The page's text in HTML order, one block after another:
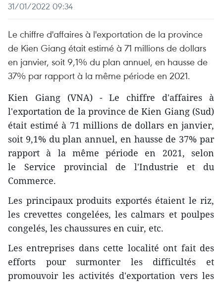
31/01/2022 09:34
Le chiffre d'affaires à l'exportation de la province
de Kien Giang était estimé à 71 millions de dollars
en janvier, soit 9,1% du plan annuel, en hausse de
37% par rapport à la même période en 2021.
Kien Giang (VNA) - Le chiffre d'affaires à
l'exportation de la province de Kien Giang (Sud)
était estimé à 71 millions de dollars en janvier,
soit 9,1% du plan annuel, en hausse de 37% par
rapport à la même période en 2021, selon
le Service provincial de l'Industrie et du
Commerce.
Les principaux produits exportés étaient le riz,
les crevettes congelées, les calmars et poulpes
congelés, les chaussures en cuir, etc.
Les entreprises dans cette localité ont fait des
efforts pour surmonter les difficultés et
promouvoir les activités d'exportation vers les